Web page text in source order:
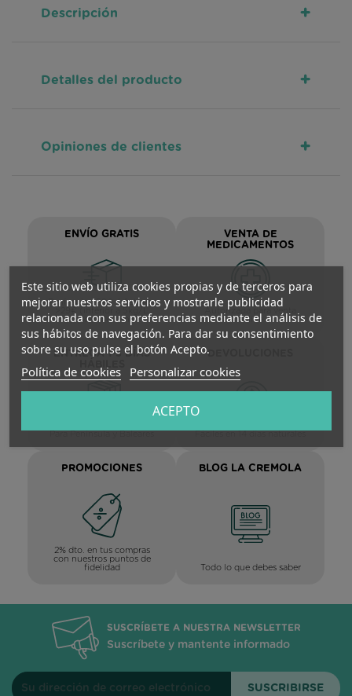
Este sitio web utiliza cookies propias y de terceros para
mejorar nuestros servicios y mostrarle publicidad
relacionada con sus preferencias mediante el análisis de
sus hábitos de navegación. Para dar su consentimiento
sobre su uso pulse el botón Acepto.
Política de cookies Personalizar cookies
ACEPTO
Descripción +
Detalles del producto +
Opiniones de clientes +
ENVÍO GRATIS
Península >59€ / Asturias
peso/volumen)
VENTA DE
MEDICAMENTOS
Autorizada para venta
online
ENTREGA 1-3 DÍAS
DEVOLUCIONES
PROMOCIONES
2% dto. en tus compras
con nuestros puntos de
fidelidad
BLOG LA CREMOLA
Todo lo que debes saber
SUSCRÍBETE A NUESTRA NEWSLETTER
Suscríbete y mantente informado